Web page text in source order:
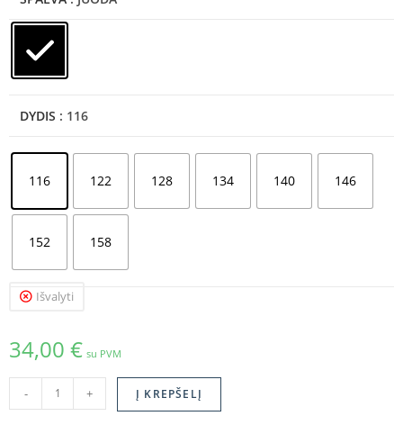
DYDIS : 116
116 122 128 134 140 146
152 158
Išvalyti
34,00 € su PVM
- + Į KREPŠELĮ